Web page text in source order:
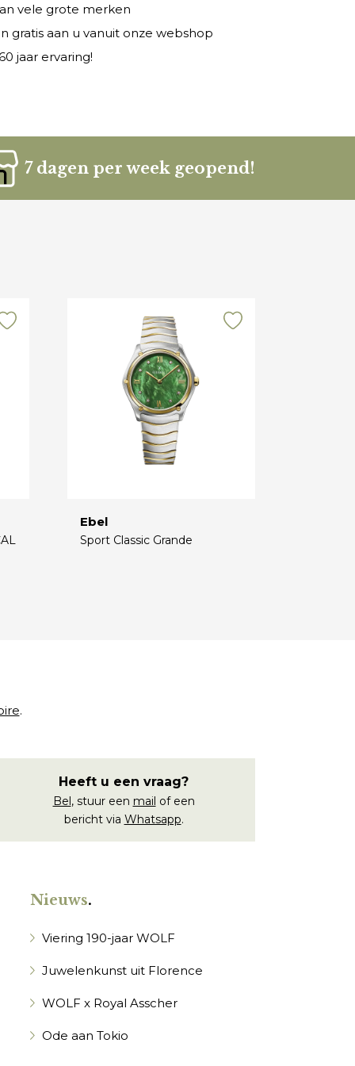
vele grote merken
gratis aan u vanuit onze webshop
jaar ervaring!
7 dagen per week geopend!
Ebel
Sport Classic Grande
.
Heeft u een vraag?
Bel, stuur een mail of een
bericht via Whatsapp.
Nieuws.
Viering 190-jaar WOLF
Juwelenkunst uit Florence
WOLF x Royal Asscher
Ode aan Tokio